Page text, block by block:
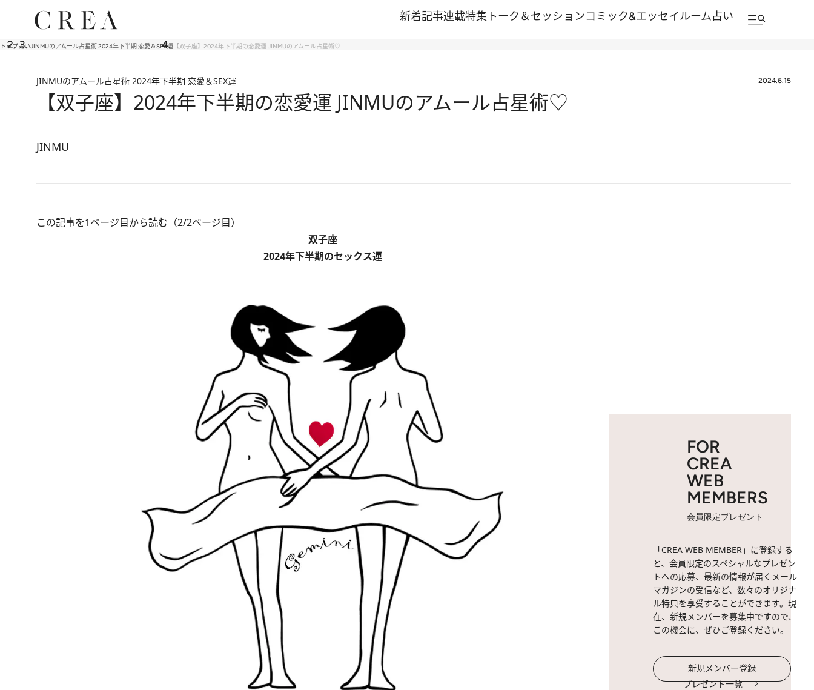
新着記事連載特集 トーク＆セッションコミック&エッセイルーム占い
トップ占いJINMUのアムール占星術 2024年下半期 恋愛＆SEX運 【双子座】2024年下半期の恋愛運 JINMUのアムール占星術♡
JINMUのアムール占星術 2024年下半期 恋愛＆SEX運 2024.6.15
【双子座】2024年下半期の恋愛運 JINMUのアムール占星術♡
JINMU
この記事を1ページ目から読む（2/2ページ目）
双子座
2024年下半期のセックス運
FOR
CREA
WEB
MEMBERS
会員限定プレゼント
「CREA WEB MEMBER」に登録する
と、会員限定のスペシャルなプレゼン
トへの応募、最新の情報が届くメール
マガジンの受信など、数々のオリジナ
ル特典を享受することができます。現
在、新規メンバーを募集中ですので、
この機会に、ぜひご登録ください。
新規メンバー登録
プレゼント一覧